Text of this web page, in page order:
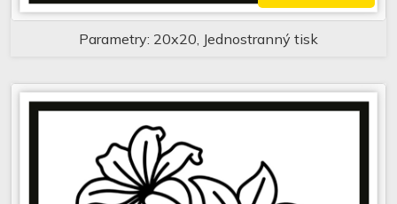
Parametry: 20x20, Jednostranný tisk